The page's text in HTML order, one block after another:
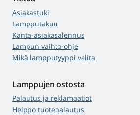
Asiakastuki
Lampputakuu
Kanta-asiakasalennus
Lampun vaihto-ohje
Mikä lampputyyppi valita
Lamppujen ostosta
Palautus ja reklamaatiot
Helppo tuotepalautus